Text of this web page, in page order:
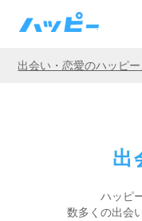
出会い・恋愛のハッピ
出
ハッピ
数多くの出会